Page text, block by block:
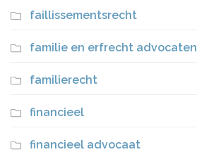
faillissementsrecht
familie en erfrecht advocaten
familierecht
financieel
financieel advocaat